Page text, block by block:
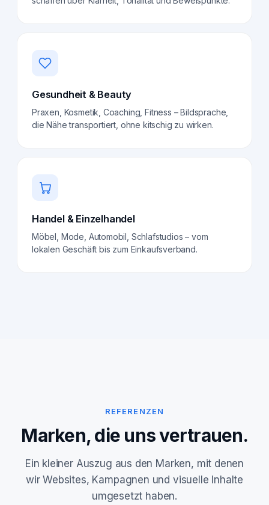
Gesundheit & Beauty
Praxen, Kosmetik, Coaching, Fitness – Bildsprache,
die Nähe transportiert, ohne kitschig zu wirken.
Handel & Einzelhandel
Möbel, Mode, Automobil, Schlafstudios – vom
lokalen Geschäft bis zum Einkaufsverband.
REFERENZEN
Marken, die uns vertrauen.
Ein kleiner Auszug aus den Marken, mit denen
wir Websites, Kampagnen und visuelle Inhalte
umgesetzt haben.